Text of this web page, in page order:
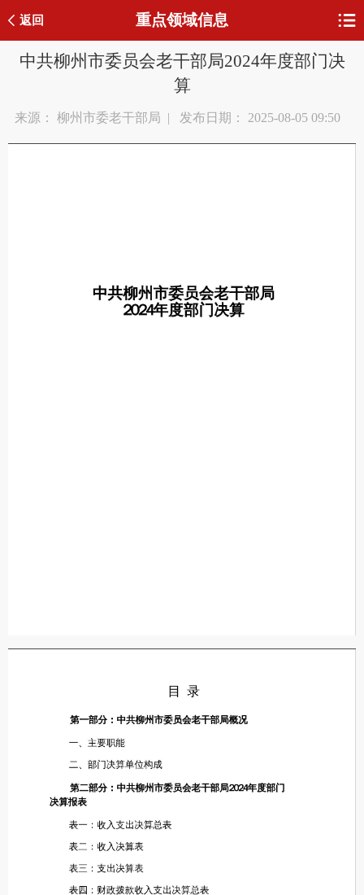
返回 重点领域信息
中共柳州市委员会老干部局2024年度部门决
算
来源： 柳州市委老干部局 | 发布日期： 2025-08-05 09:50